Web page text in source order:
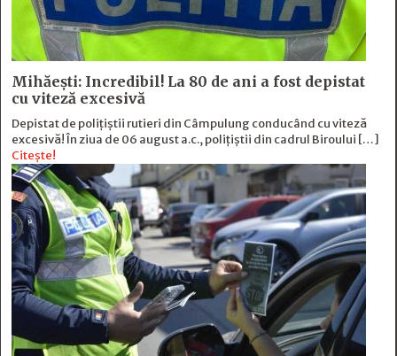
Mihăești: Incredibil! La 80 de ani a fost depistat
cu viteză excesivă
Depistat de polițiștii rutieri din Câmpulung conducând cu viteză
excesivă! În ziua de 06 august a.c., polițiștii din cadrul Biroului […]
Citește!